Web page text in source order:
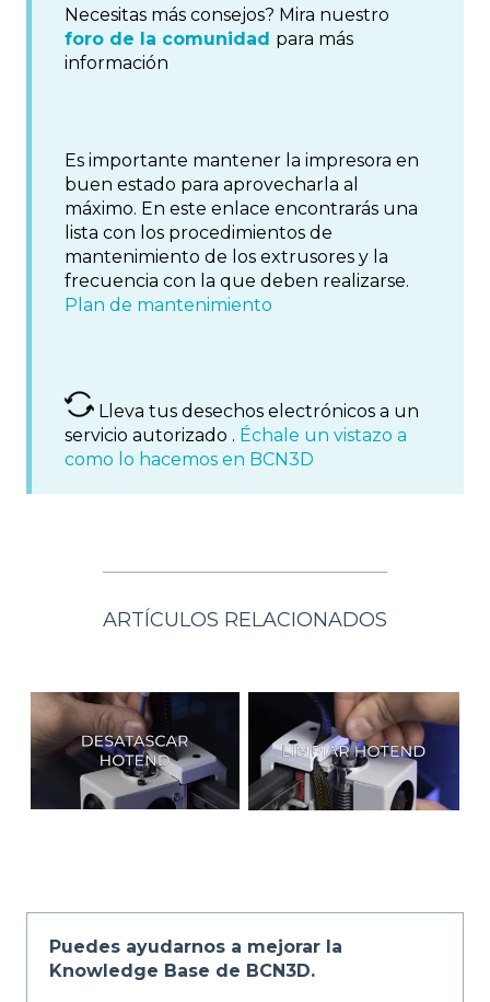
Necesitas más consejos? Mira nuestro
foro de la comunidad para más
información
Es importante mantener la impresora en
buen estado para aprovecharla al
máximo. En este enlace encontrarás una
lista con los procedimientos de
mantenimiento de los extrusores y la
frecuencia con la que deben realizarse.
Plan de mantenimiento
Lleva tus desechos electrónicos a un
servicio autorizado . Échale un vistazo a
como lo hacemos en BCN3D
ARTÍCULOS RELACIONADOS
Puedes ayudarnos a mejorar la
Knowledge Base de BCN3D.